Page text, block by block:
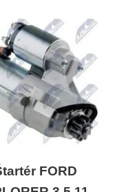
FORD